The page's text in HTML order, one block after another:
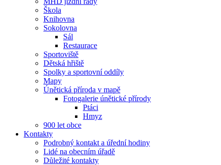
Škola
Knihovna
Sokolovna
Sál
Restaurace
Sportoviště
Dětská hřiště
Spolky a sportovní oddíly
Mapy
Únětická příroda v mapě
Fotogalerie únětické přírody
Ptáci
Hmyz
900 let obce
Kontakty
Podrobný kontakt a úřední hodiny
Lidé na obecním úřadě
Důležité kontakty